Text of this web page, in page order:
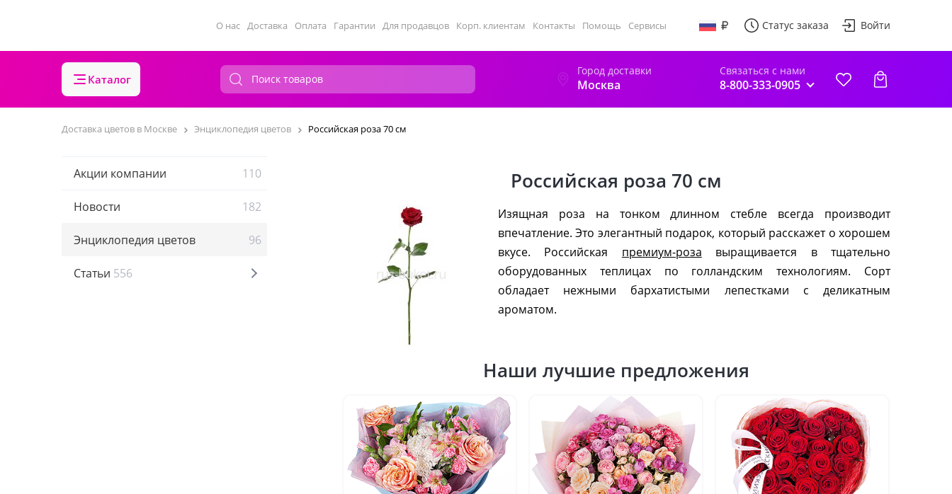
О нас Доставка Оплата Гарантии Для продавцов Корп. клиентам Контакты Помощь Сервисы Статус заказа Войти
Каталог
Город доставки
Москва
Связаться с нами
8-800-333-0905
Доставка цветов в Москве Энциклопедия цветов Российская роза 70 см
Акции компании 110
Новости 182
Энциклопедия цветов 96
Статьи 556
Российская роза 70 см
Изящная роза на тонком длинном стебле всегда производит
впечатление. Это элегантный подарок, который расскажет о хорошем
вкусе. Российская премиум-роза выращивается в тщательно
оборудованных теплицах по голландским технологиям. Сорт
обладает нежными бархатистыми лепестками с деликатным
ароматом.
Наши лучшие предложения